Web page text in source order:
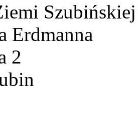
Szubińskiej
Erdmanna
2